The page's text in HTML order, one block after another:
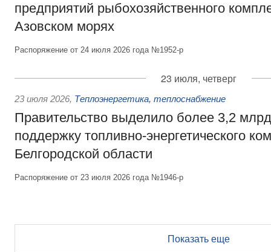
предприятий рыбохозяйственного
Азовском морях
Распоряжение от 24 июля 2026 года №1952-р
23 июля, четверг
23 июля 2026, Теплоэнергетика, теплоснабжение
Правительство выделило более 3,2
поддержку топливно-энергетического
Белгородской области
Распоряжение от 23 июля 2026 года №1946-р
Показать еще